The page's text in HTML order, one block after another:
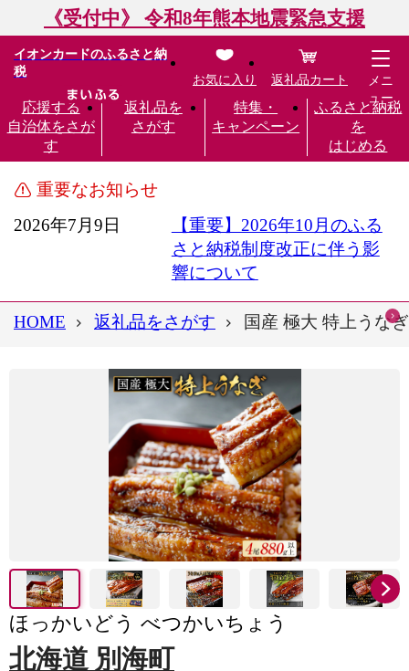
《受付中》 令和8年熊本地震緊急支援
イオンカードのふるさと納
税
応援する
自治体をさが
す
返礼品を
さがす
特集・
キャンペーン
ふるさと納税
を
はじめる
お気に入り 返礼品カート
メニ
ュー
重要なお知らせ
2026年7月9日
【重要】2026年10月のふる
さと納税制度改正に伴う影
響について
HOME 返礼品をさがす 国産 極大 特上うな
ほっかいどう べつかいちょう
北海道 別海町